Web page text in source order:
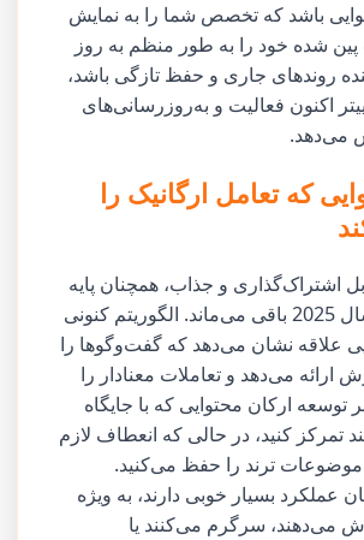
باشد که تخصص شما را به نمایش
پین شده خود را به طور منظم به روز
روندهای جاری و حفظ تازگی باشد،
اکنون فعالیت و به‌روزرسانی‌های
می‌دهد.
که تعامل ارگانیک را
اشتراک‌گذاری و جذاب، همچنان پایه
رشد توییتر در سال 2025 باقی می‌ماند. الگوریتم کنونی
علاقه نشان می‌دهد که گفت‌وگوها را
ارائه می‌دهد و تعاملات معنادار را
توسعه ارکان محتوایی که با جایگاه
تمرکز کنید، در حالی که انعطاف لازم
موضوعات ترند را حفظ می‌کنید.
عملکرد بسیار خوبی دارند، به ویژه
می‌دهند، سرگرم می‌کنند یا